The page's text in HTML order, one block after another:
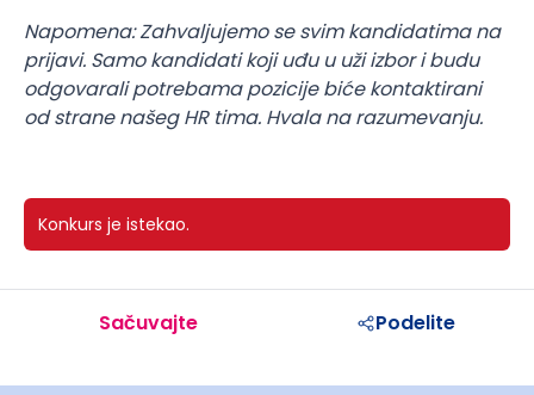
Napomena: Zahvaljujemo se svim kandidatima na
prijavi. Samo kandidati koji uđu u uži izbor i budu
odgovarali potrebama pozicije biće kontaktirani
od strane našeg HR tima. Hvala na razumevanju.
Konkurs je istekao.
Sačuvajte Podelite